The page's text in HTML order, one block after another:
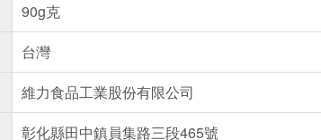
90g克
台灣
維力食品工業股份有限公司
彰化縣田中鎮員集路三段465號